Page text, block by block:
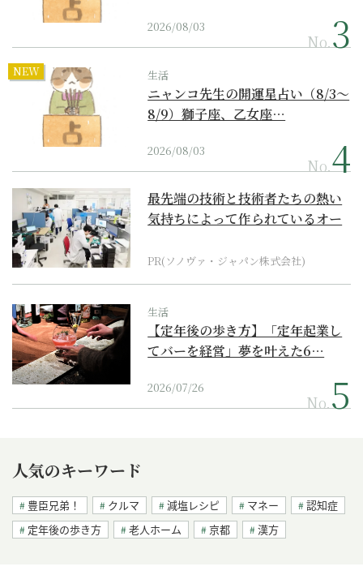
2026/08/03
No.
NEW 生活
ニャンコ先生の開運星占い（8/3～
8/9）獅子座、乙女座…
2026/08/03
No.
最先端の技術と技術者たちの熱い
気持ちによって作られているオー
PR(ソノヴァ・ジャパン株式会社)
生活
【定年後の歩き方】「定年起業し
てバーを経営」夢を叶えた6…
2026/07/26
No.
人気のキーワード
豊臣兄弟！ クルマ 減塩レシピ マネー
認知症
定年後の歩き方
老人ホーム 京都 漢方